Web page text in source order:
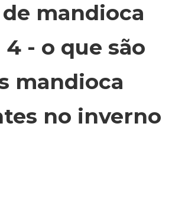
mandioca
4 - o que são
mandioca
no inverno